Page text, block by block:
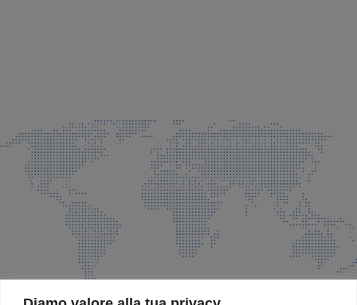
info@faeg.it
COMMERCIALE E SPEDIZIONI
Via Padre Elzi, 32 Grassobbio (BG)
035 525015
035 335037
info@faeg.it
SITE MAP